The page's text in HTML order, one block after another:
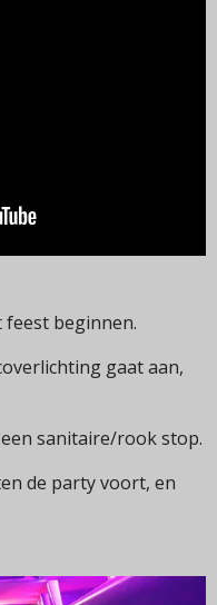
beginnen.
gaat aan,
sanitaire/rook stop.
de party voort, en